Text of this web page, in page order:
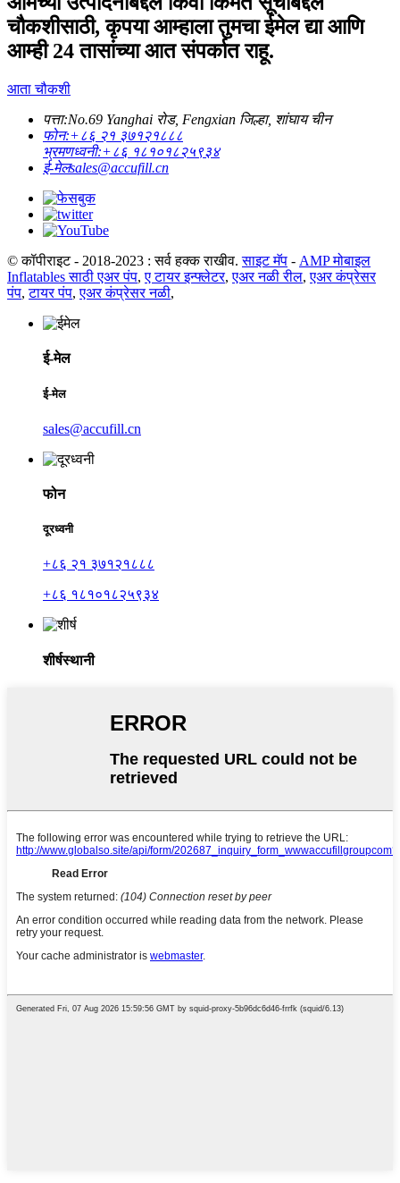
चौकशीसाठी, कृपया आम्हाला तुमचा ईमेल द्या आणि
आम्ही 24 तासांच्या आत संपर्कात राहू.
आता चौकशी
पत्ता:No.69 Yanghai रोड, Fengxian जिल्हा, शांघाय चीन
फोन:+८६ २१ ३७१२१८८८
भ्रमणध्वनी:+८६ १८१०१८२५९३४
ई-मेलsales@accufill.cn
© कॉपीराइट - 2018-2023 : सर्व हक्क राखीव. साइट मॅप - AMP मोबाइल
Inflatables साठी एअर पंप,ए टायर इन्फ्लेटर,एअर नळी रील,एअर कंप्रेसर
पंप,टायर पंप,एअर कंप्रेसर नळी,
ई-मेल
ई-मेल
sales@accufill.cn
फोन
दूरध्वनी
+८६ २१ ३७१२१८८८
+८६ १८१०१८२५९३४
शीर्षस्थानी